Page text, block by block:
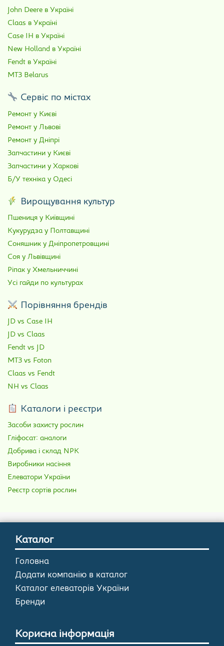
John Deere в Україні
Claas в Україні
Case IH в Україні
New Holland в Україні
Fendt в Україні
МТЗ Belarus
Сервіс по містах
Ремонт у Києві
Ремонт у Львові
Ремонт у Дніпрі
Запчастини у Києві
Запчастини у Харкові
Б/У техніка у Одесі
Вирощування культур
Пшениця у Київщині
Кукурудза у Полтавщині
Соняшник у Дніпропетровщині
Соя у Львівщині
Ріпак у Хмельниччині
Усі гайди по культурах
Порівняння брендів
JD vs Case IH
JD vs Claas
Fendt vs JD
МТЗ vs Foton
Claas vs Fendt
NH vs Claas
Каталоги і реєстри
Засоби захисту рослин
Гліфосат: аналоги
Добрива і склад NPK
Виробники насіння
Елеватори України
Реєстр сортів рослин
Каталог
Головна
Додати компанію в каталог
Каталог елеваторів України
Бренди
Корисна інформація